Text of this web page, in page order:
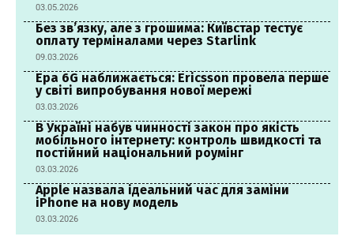
03.05.2026
Без зв’язку, але з грошима: Київстар тестує
оплату терміналами через Starlink
09.03.2026
Ера 6G наближається: Ericsson провела перше
у світі випробування нової мережі
03.03.2026
В Україні набув чинності закон про якість
мобільного інтернету: контроль швидкості та
постійний національний роумінг
03.03.2026
Apple назвала ідеальний час для заміни
iPhone на нову модель
03.03.2026